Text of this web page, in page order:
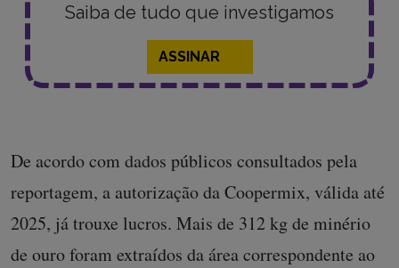
Saiba de tudo que investigamos
ASSINAR
De acordo com dados públicos consultados pela
reportagem, a autorização da Coopermix, válida até
2025, já trouxe lucros. Mais de 312 kg de minério
de ouro foram extraídos da área correspondente ao